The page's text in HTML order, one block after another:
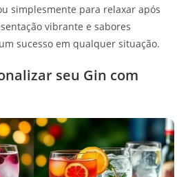
simplesmente para relaxar após
vibrante e sabores
sucesso em qualquer situação.
seu Gin com